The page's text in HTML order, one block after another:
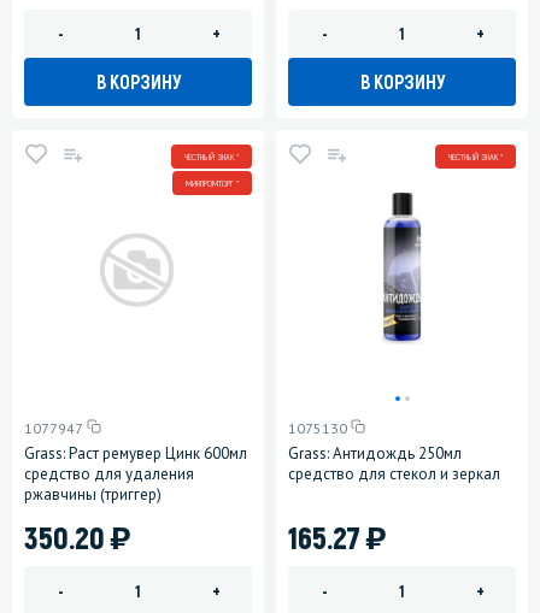
- +
В КОРЗИНУ
- +
В КОРЗИНУ
ЧЕСТНЫЙ ЗНАК *
МИНПРОМТОРГ *
1077947
Grass: Раст ремувер Цинк 600мл
средство для удаления
ржавчины (триггер)
350.20)
- +
ЧЕСТНЫЙ ЗНАК *
1075130
Grass: Антидождь 250мл
средство для стекол и зеркал
165.27)
- +